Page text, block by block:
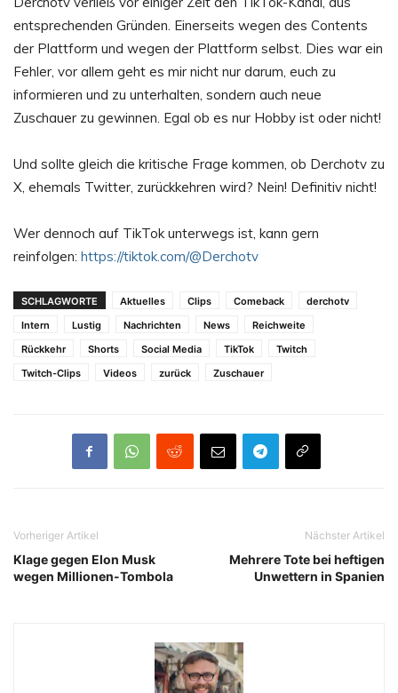
entsprechenden Gründen. Einerseits wegen des Contents
der Plattform und wegen der Plattform selbst. Dies war ein
Fehler, vor allem geht es mir nicht nur darum, euch zu
informieren und zu unterhalten, sondern auch neue
Zuschauer zu gewinnen. Egal ob es nur Hobby ist oder nicht!
Und sollte gleich die kritische Frage kommen, ob Derchotv zu
X, ehemals Twitter, zurückkehren wird? Nein! Definitiv nicht!
Wer dennoch auf TikTok unterwegs ist, kann gern
reinfolgen: https://tiktok.com/@Derchotv
SCHLAGWORTE Aktuelles Clips Comeback
derchotv
Intern
Lustig Nachrichten News
Reichweite
Rückkehr
Shorts Social Media TikTok
Twitch
Twitch-Clips
Videos zurück Zuschauer
Vorheriger Artikel
Klage gegen Elon Musk
wegen Millionen-Tombola
Nächster Artikel
Mehrere Tote bei heftigen
Unwettern in Spanien